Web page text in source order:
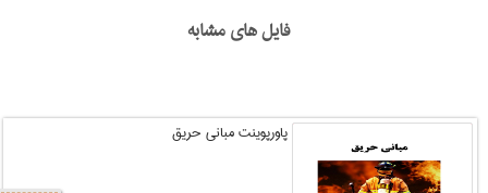
فایل های مشابه
پاورپوینت مبانی حریق